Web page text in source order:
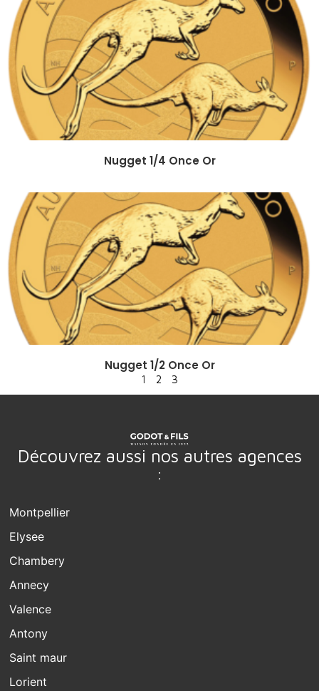
Nugget 1/4 Once Or
Nugget 1/2 Once Or
1 2 3
Découvrez aussi nos autres agences
:
Montpellier
Elysee
Chambery
Annecy
Valence
Antony
Saint maur
Lorient